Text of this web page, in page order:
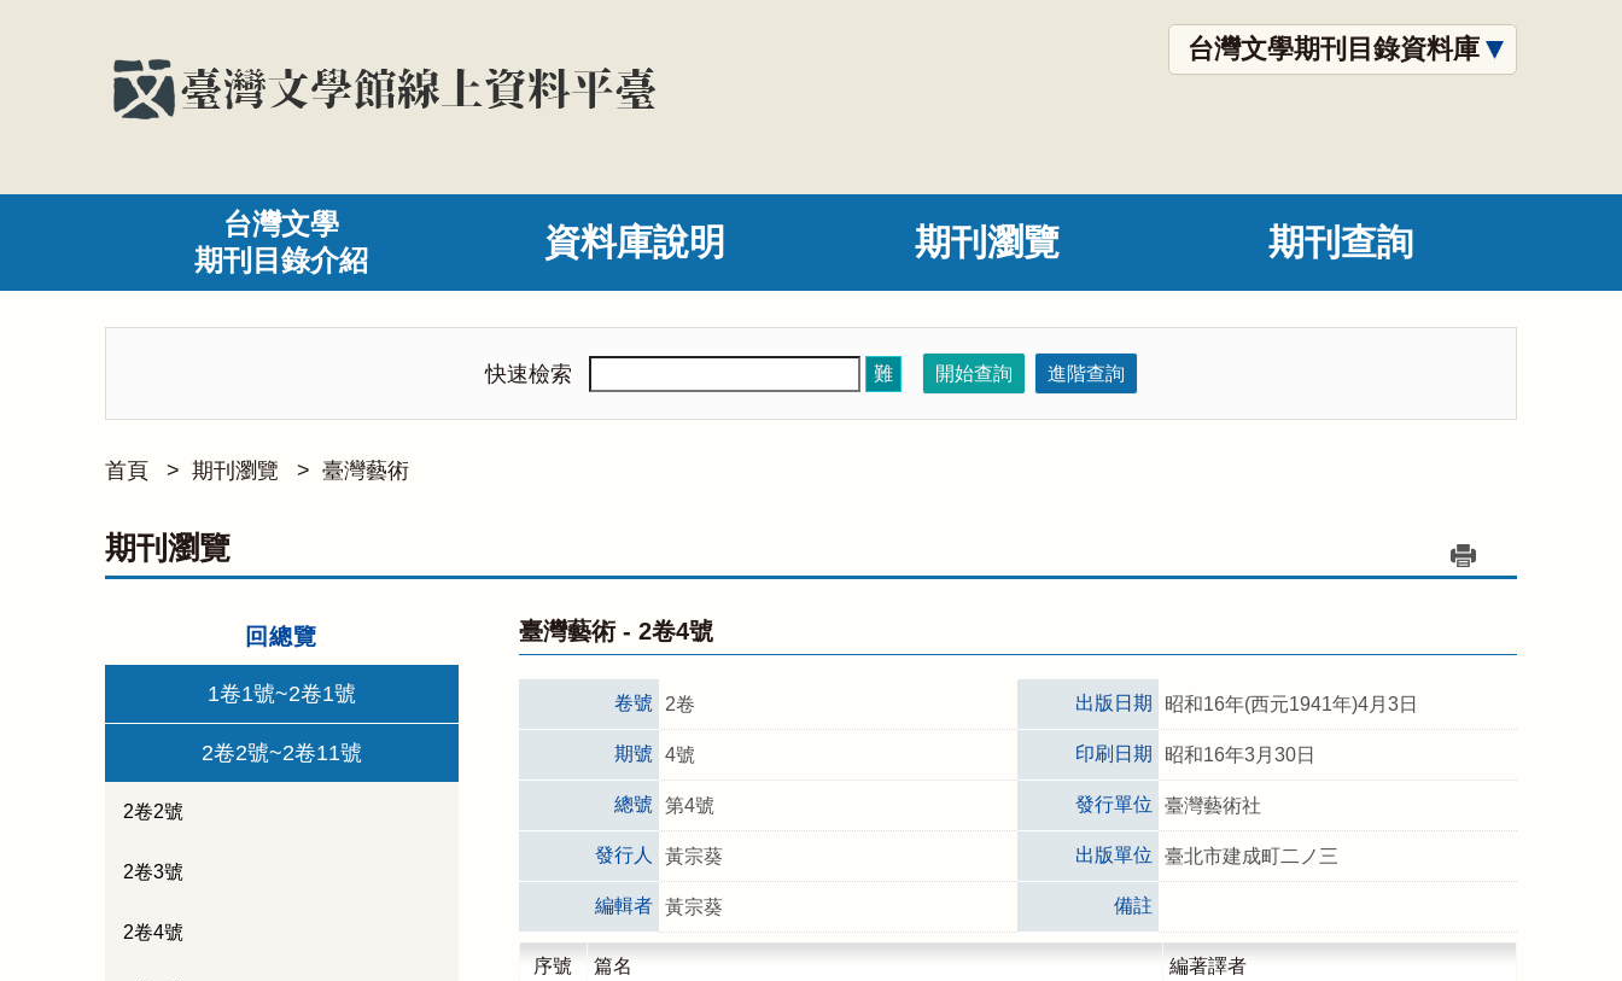
台灣文學期刊目錄資料庫
台灣文學
期刊目錄介紹
資料庫說明 期刊瀏覽 期刊查詢
快速檢索 難 開始查詢 進階查詢
首頁 > 期刊瀏覽 > 臺灣藝術
期刊瀏覽
回總覽
1卷1號~2卷1號
2卷2號~2卷11號
2卷2號
2卷3號
2卷4號
臺灣藝術 - 2卷4號
卷號 2卷 出版日期 昭和16年(西元1941年)4月3日
期號 4號 印刷日期 昭和16年3月30日
總號 第4號 發行單位 臺灣藝術社
發行人 黃宗葵 出版單位 臺北市建成町二ノ三
編輯者 黃宗葵 備註
序號 篇名 編著譯者